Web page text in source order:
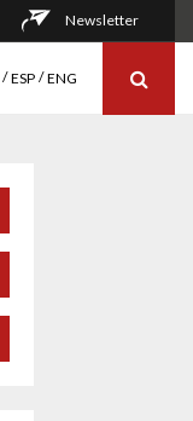
Newsletter
ESP ENG